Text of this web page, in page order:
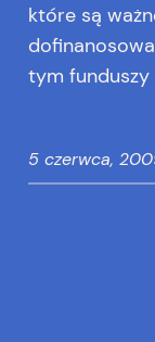
które są
tym funduszy
5 czerwca,